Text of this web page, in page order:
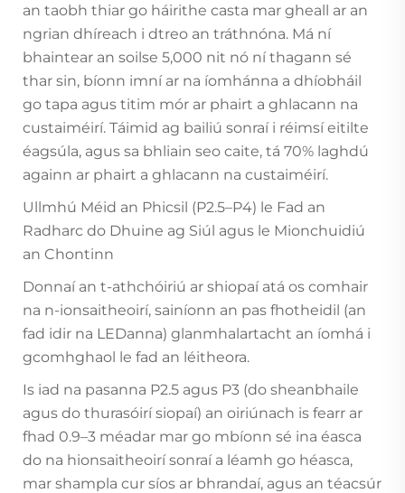
an taobh thiar go háirithe casta mar gheall ar an
ngrian dhíreach i dtreo an tráthnóna. Má ní
bhaintear an soilse 5,000 nit nó ní thagann sé
thar sin, bíonn imní ar na íomhánna a dhíobháil
go tapa agus titim mór ar phairt a ghlacann na
custaiméirí. Táimid ag bailiú sonraí i réimsí eitilte
éagsúla, agus sa bhliain seo caite, tá 70% laghdú
againn ar phairt a ghlacann na custaiméirí.
Ullmhú Méid an Phicsil (P2.5–P4) le Fad an
Radharc do Dhuine ag Siúl agus le Mionchuidiú
an Chontinn
Donnaí an t-athchóiriú ar shiopaí atá os comhair
na n-ionsaitheoirí, sainíonn an pas fhotheidil (an
fad idir na LEDanna) glanmhalartacht an íomhá i
gcomhghaol le fad an léitheora.
Is iad na pasanna P2.5 agus P3 (do sheanbhaile
agus do thurasóirí siopaí) an oiriúnach is fearr ar
fhad 0.9–3 méadar mar go mbíonn sé ina éasca
do na hionsaitheoirí sonraí a léamh go héasca,
mar shampla cur síos ar bhrandaí, agus an téacsúr